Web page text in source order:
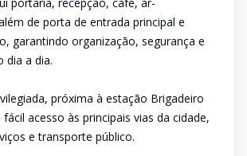
de porta de entrada principal e
garantindo organização, segurança e
dia a dia.
próxima à estação Brigadeiro
acesso às principais vias da cidade,
e transporte público.